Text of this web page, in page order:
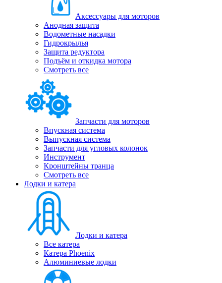
Аксессуары для моторов
Анодная защита
Водометные насадки
Гидрокрылья
Защита редуктора
Подъём и откидка мотора
Смотреть все
Запчасти для моторов
Впускная система
Выпускная система
Запчасти для угловых колонок
Инструмент
Кронштейны транца
Смотреть все
Лодки и катера
Лодки и катера
Все катера
Катера Phoenix
Алюминиевые лодки